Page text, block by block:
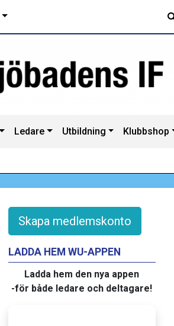
Ledare Utbildning Klubbshop
Skapa medlemskonto
LADDA HEM WU-APPEN
Ladda hem den nya appen
-för både ledare och deltagare!